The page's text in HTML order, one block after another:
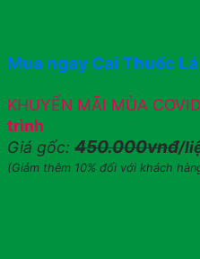
Mua ngay Cai Thuốc
KHUYẾN MÃI MÙA
trình
Giá gốc: 450.000vnđ/
(Giảm thêm 10% đối với khách